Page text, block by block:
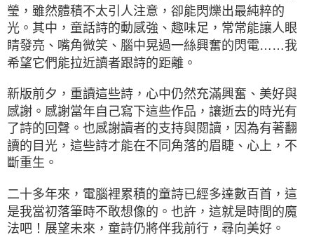
瑩，雖然體積不太引人注意，卻能閃爍出最純粹的
光。其中，童話詩的動感強、趣味足，常常能讓人眼
睛發亮、嘴角微笑、腦中晃過一絲興奮的閃電……我
希望它們能拉近讀者跟詩的距離。
新版前夕，重讀這些詩，心中仍然充滿興奮、美好與
感謝。感謝當年自己寫下這些作品，讓逝去的時光有
了詩的回聲。也感謝讀者的支持與閱讀，因為有著翻
讀的目光，這些詩才能在不同角落的眉睫、心上，不
斷重生。
二十多年來，電腦裡累積的童詩已經多達數百首，這
是我當初落筆時不敢想像的。也許，這就是時間的魔
法吧！展望未來，童詩仍將伴我前行，尋向美好。